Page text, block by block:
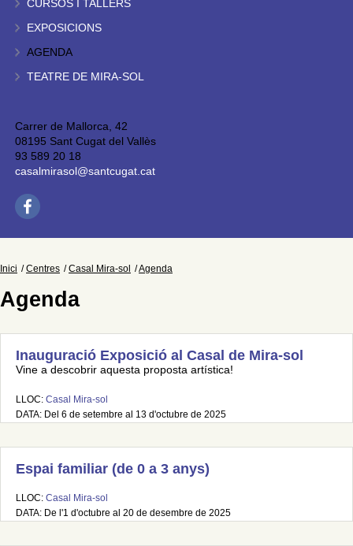
CURSOS I TALLERS
EXPOSICIONS
AGENDA
TEATRE DE MIRA-SOL
Carrer de Mallorca, 42
08195 Sant Cugat del Vallès
93 589 20 18
casalmirasol@santcugat.cat
Inici Centres Casal Mira-sol Agenda
Agenda
Inauguració Exposició al Casal de Mira-sol
Vine a descobrir aquesta proposta artística!
LLOC: Casal Mira-sol
DATA: Del 6 de setembre al 13 d'octubre de 2025
Espai familiar (de 0 a 3 anys)
LLOC: Casal Mira-sol
DATA: De l'1 d'octubre al 20 de desembre de 2025